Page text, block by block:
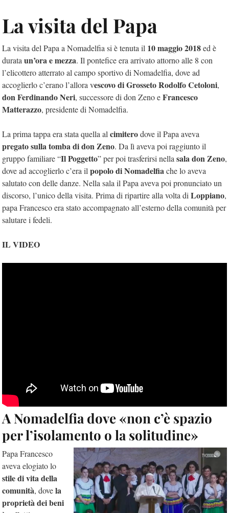
La visita del Papa
La visita del Papa a Nomadelfia si è tenuta il 10 maggio 2018ed è
durata un’ora e mezza. Il pontefice era arrivato attorno alle 8 con
l’elicottero atterrato al campo sportivo di Nomadelfia, dove ad
accoglierlo c’erano l’allora vescovo di Grosseto Rodolfo Cetoloni,
don Ferdinando Neri, successore di don Zeno eFrancesco
Matterazzo, presidente di Nomadelfia.
La prima tappa era stata quella al cimiterodove il Papa aveva
pregato sulla tomba di don Zeno. Da lì aveva poi raggiunto il
gruppo familiare “Il Poggetto” per poi trasferirsi nella saladon Zeno,
dove ad accoglierlo c’era il popolo di Nomadelfiache lo aveva
salutato con delle danze. Nella sala il Papa aveva poi pronunciato un
discorso, l’unico della visita. Prima di ripartire alla volta di Loppiano,
papa Francesco era stato accompagnato all’esterno della comunità per
salutare i fedeli.
IL VIDEO
A Nomadelfia dove «non c’è spazio
per l’isolamento o la solitudine»
Papa Francesco
aveva elogiato lo
stile di vita della
comunità, dovela
proprietà deibeni